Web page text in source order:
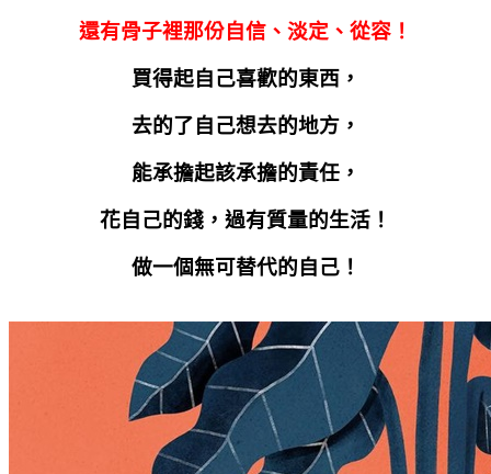
還有骨子裡那份自信、淡定、從容！
買得起自己喜歡的東西，
去的了自己想去的地方，
能承擔起該承擔的責任，
花自己的錢，過有質量的生活！
做一個無可替代的自己！